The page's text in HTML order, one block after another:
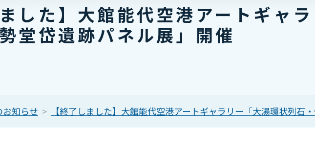
飛行機に乗るINDEX
フライト情報
出発手続き
空港で過ごすINDEX
フロアマップ
レストラン
交通アクセス
施設・サー
ました】大館能代空港アートギャ
堂岱遺跡パネル展」開催
知らせ 【終了しました】大館能代空港アートギャラリー「大湯環状列石